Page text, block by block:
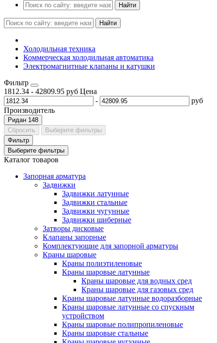
Найти
Найти
Холодильная техника
Коммерческая холодильная автоматика
Электромагнитные клапаны и катушки
Фильтр
1812.34 - 42809.95 руб Цена
-
руб
Производитель
Ридан 148
Сбросить
Выберите фильтры
Фильтр
Выберите фильтры
Каталог товаров
Запорная арматура
Задвижки
Задвижки латунные
Задвижки стальные
Задвижки чугунные
Задвижки шиберные
Затворы дисковые
Клапаны запорные
Комплектующие для запорной арматуры
Краны шаровые
Краны полиэтиленовые
Краны шаровые латунные
Краны шаровые для водных сред
Краны шаровые для газовых сред
Краны шаровые латунные водоразборные
Краны шаровые латунные со спускным
устройством
Краны шаровые полипропиленовые
Краны шаровые стальные